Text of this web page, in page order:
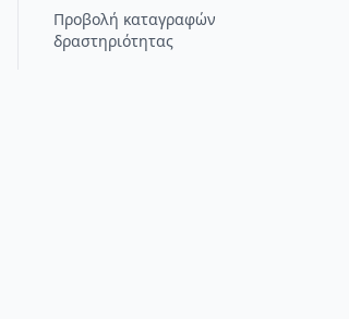
Προβολή καταγραφών
δραστηριότητας